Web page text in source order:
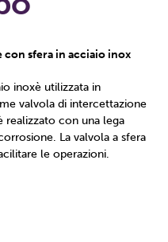
con sfera in acciaio inox
inoxè utilizzata in
valvola di intercettazione
con una lega
La valvola a sfera
le operazioni.